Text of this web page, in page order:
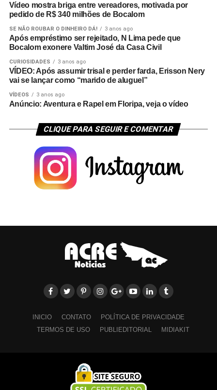
Vídeo mostra briga entre vereadores, motivada por
pedido de R$ 340 milhões de Bocalom
SE NÃO ROUBAR O DINHEIRO DÁ! 3 anos ago
Após empréstimo ser rejeitado, N Lima pede que
Bocalom exonere Valtim José da Casa Civil
CURIOSIDADES 3 anos ago
VÍDEO: Após assumir trisal e perder farda, Erisson Nery
vai se lançar como “marido de aluguel”
VÍDEOS 3 anos ago
Anúncio: Aventura e Rapel em Floripa, veja o vídeo
CLIQUE PARA SEGUIR E COMENTAR
INICIO CONTATO
POLÍTICA DE PRIVACIDADE
TERMOS DE USO
PUBLIEDITORIAL MIDIAKIT